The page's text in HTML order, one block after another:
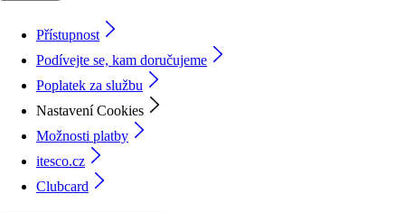
Přístupnost
Podívejte se, kam doručujeme
Poplatek za službu
Nastavení Cookies
Možnosti platby
itesco.cz
Clubcard